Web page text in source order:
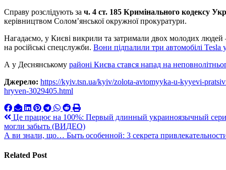
Справу розслідують за ч. 4 ст. 185 Кримінального кодексу
керівництвом Солом’янської окружної прокуратури.
Нагадаємо, у Києві викрили та затримали двох молодих
на російські спецслужби. Вони підпалили три автомобілі
А у Деснянському районі Києва стався напад на
Джерело: https://kyiv.tsn.ua/kyiv/zolota-avtomyyka-u-kyyevi-
hryven-3029405.html
Навигация
по
Це працює на 100%: Первый длинный украиноязычный
могли забыть (ВИДЕО)
А ви знали, що… Быть особенной: 3 секрета
Related Post